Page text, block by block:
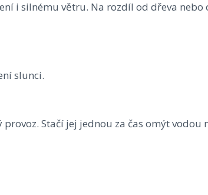
i silnému větru. Na rozdíl od dřeva
slunci.
Stačí jej jednou za čas omýt